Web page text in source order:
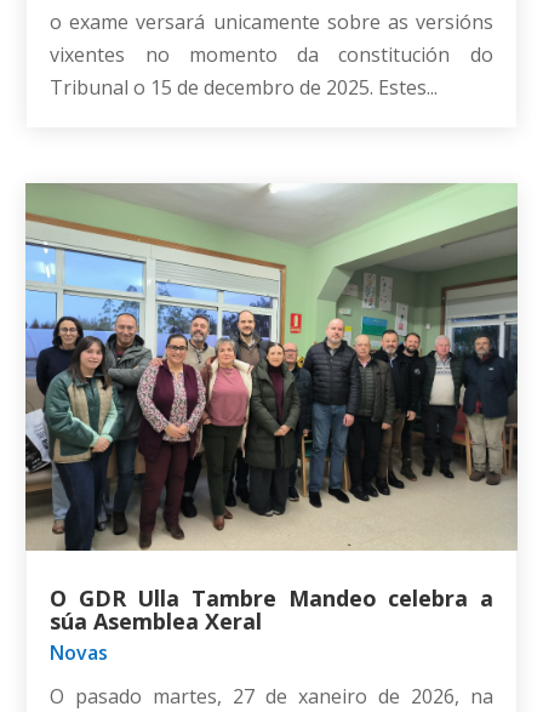
o exame versará unicamente sobre as versións
vixentes no momento da constitución do
Tribunal o 15 de decembro de 2025. Estes...
O GDR Ulla Tambre Mandeo celebra a
súa Asemblea Xeral
Novas
O pasado martes, 27 de xaneiro de 2026, na